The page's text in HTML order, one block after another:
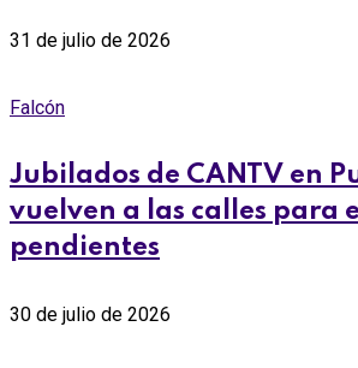
31 de julio de 2026
Falcón
Jubilados de CANTV en
vuelven a las calles para
pendientes
30 de julio de 2026